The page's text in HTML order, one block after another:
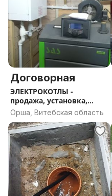
Договорная
ЭЛЕКТРОКОТЛЫ -
продажа, установка,
запуск, ремонт и
сервисное обслуживание
Орша, Витебская область